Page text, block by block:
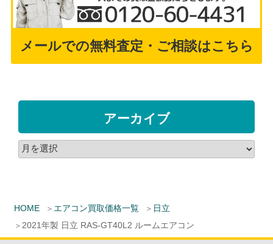
HOME エアコン買取価格一覧
日立
2021年製 日立 RAS-GT40L2 ルームエアコン
メールでの無料査定・ご相談はこちら
アーカイブ